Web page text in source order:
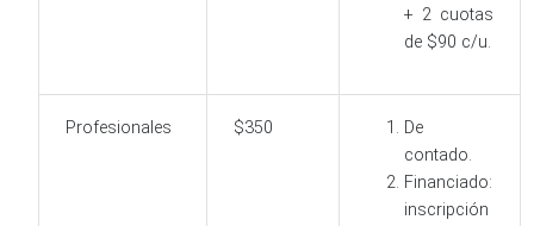
+ 2 cuotas
de $90 c/u.
Profesionales $350
De
contado.
Financiado:
inscripción